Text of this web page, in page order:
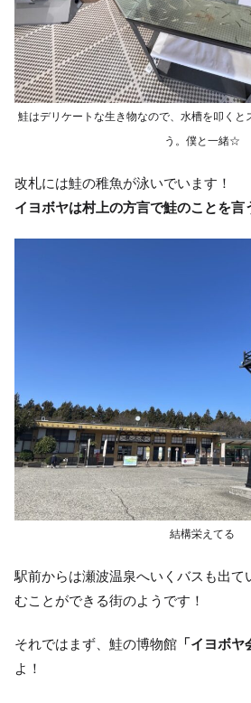
鮭はデリケートな生き物なので、水槽を叩くと
う。僕と一緒☆
改札には鮭の稚魚が泳いでいます！
イヨボヤは村上の方言で鮭のことを言
結構栄えてる
駅前からは瀬波温泉へいくバスも出て
むことができる街のようです！
それではまず、鮭の博物館 「イヨボヤ
よ！